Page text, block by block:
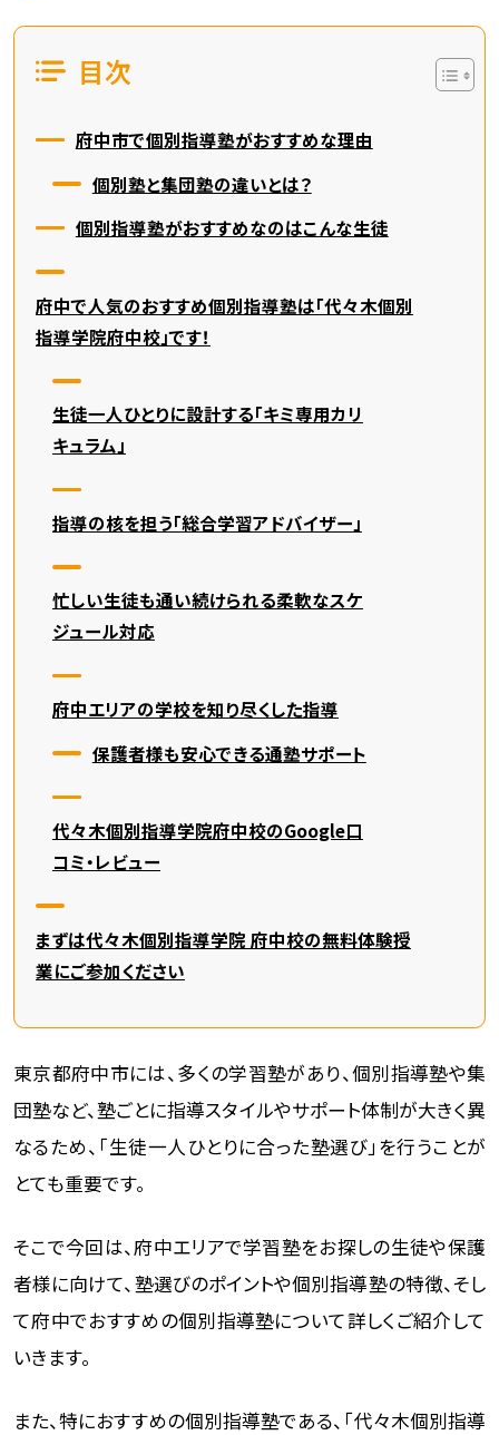
目次
府中市で個別指導塾がおすすめな理由
個別塾と集団塾の違いとは？
個別指導塾がおすすめなのはこんな生徒
府中で人気のおすすめ個別指導塾は「代々木個別
指導学院府中校」です！
生徒一人ひとりに設計する「キミ専用カリ
キュラム」
指導の核を担う「総合学習アドバイザー」
忙しい生徒も通い続けられる柔軟なスケ
ジュール対応
府中エリアの学校を知り尽くした指導
保護者様も安心できる通塾サポート
代々木個別指導学院府中校のGoogle口
コミ・レビュー
まずは代々木個別指導学院 府中校の無料体験授
業にご参加ください
東京都府中市には、多くの学習塾があり、個別指導塾や集
団塾など、塾ごとに指導スタイルやサポート体制が大きく異
なるため、「生徒一人ひとりに合った塾選び」を行うことが
とても重要です。
そこで今回は、府中エリアで学習塾をお探しの生徒や保護
者様に向けて、塾選びのポイントや個別指導塾の特徴、そし
て府中でおすすめの個別指導塾について詳しくご紹介して
いきます。
また、特におすすめの個別指導塾である、「代々木個別指導